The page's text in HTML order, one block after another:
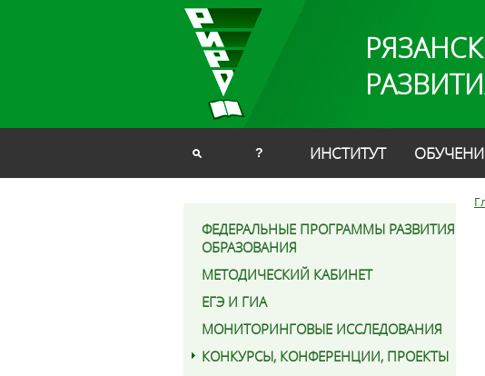
? ИНСТИТУТ
ФЕДЕРАЛЬНЫЕ ПРОГРАММЫ РАЗВИТИЯ
ОБРАЗОВАНИЯ
МЕТОДИЧЕСКИЙ КАБИНЕТ
ЕГЭ И ГИА
МОНИТОРИНГОВЫЕ ИССЛЕДОВАНИЯ
КОНКУРСЫ, КОНФЕРЕНЦИИ, ПРОЕКТЫ